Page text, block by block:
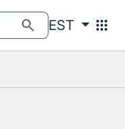
search EST apps